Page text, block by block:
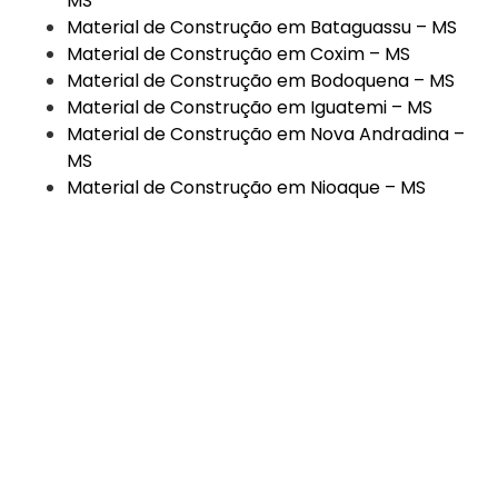
Material de Construção em Bataguassu – MS
Material de Construção em Coxim – MS
Material de Construção em Bodoquena – MS
Material de Construção em Iguatemi – MS
Material de Construção em Nova Andradina –
MS
Material de Construção em Nioaque – MS